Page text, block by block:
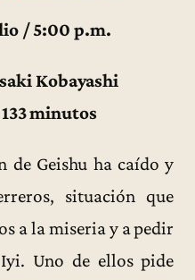
/ 5:00 p.m.
Kobayashi
minutos
de Geishu ha caído y
situación que
a la miseria y a pedir
Uno de ellos pide